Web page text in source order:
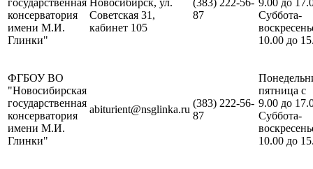
государственная
консерватория
имени М.И.
Глинки"
Новосибирск, ул.
Советская 31,
кабинет 105
(383) 222-56-
87
9.00 до
Суббота-
10.00 до
ФГБОУ ВО
"Новосибирская
государственная
консерватория
имени М.И.
Глинки"
abiturient@nsglinka.ru
(383) 222-56-
87
пятница с
9.00 до
Суббота-
10.00 до